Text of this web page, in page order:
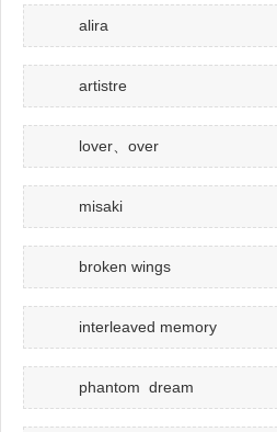
alira
artistre
lover、over
misaki
broken wings
interleaved memory
phantom dream